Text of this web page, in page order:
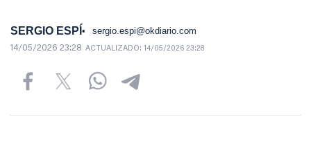
SERGIO ESPÍ sergio.espi@okdiario.com
14/05/2026 23:28 ACTUALIZADO: 14/05/2026 23:28